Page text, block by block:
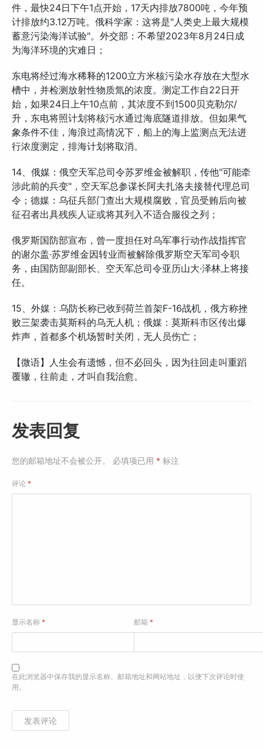
件，最快24日下午1点开始，17天内排放7800吨，今年预
计排放约3.12万吨。俄科学家：这将是"人类史上最大规模
蓄意污染海洋试验"。外交部：不希望2023年8月24日成
为海洋环境的灾难日；
东电将经过海水稀释的1200立方米核污染水存放在大型水
槽中，并检测放射性物质氚的浓度。测定工作自22日开
始，如果24日上午10点前，其浓度不到1500贝克勒尔/
升，东电将照计划将核污水通过海底隧道排放。但如果气
象条件不佳，海浪过高情况下，船上的海上监测点无法进
行浓度测定，排海计划将取消。
14、俄媒：俄空天军总司令苏罗维金被解职，传他"可能牵
涉此前的兵变"，空天军总参谋长阿夫扎洛夫接替代理总司
令；德媒：乌征兵部门查出大规模腐败，官员受贿后向被
征召者出具残疾人证或将其列入不适合服役之列；
俄罗斯国防部宣布，曾一度担任对乌军事行动作战指挥官
的谢尔盖·苏罗维金因转业而被解除俄罗斯空天军司令职
务，由国防部副部长、空天军总司令亚历山大·泽林上将接
任。
15、外媒：乌防长称已收到荷兰首架F-16战机，俄方称挫
败三架袭击莫斯科的乌无人机；俄媒：莫斯科市区传出爆
炸声，首都多个机场暂时关闭，无人员伤亡；
【微语】人生会有遗憾，但不必回头，因为往回走叫重蹈
覆辙，往前走，才叫自我治愈。
发表回复
您的邮箱地址不会被公开。 必填项已用 * 标注
评论 *
显示名称 * 邮箱*
在此浏览器中保存我的显示名称、邮箱地址和网站地址，以便下次评论时使
用。